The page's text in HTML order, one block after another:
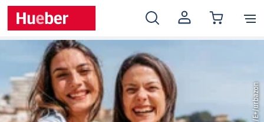
MEIN
KONTO